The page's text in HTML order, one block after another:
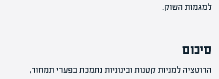
למגמות השוק.
סיכום
הרוטציה למניות קטנות ובינוניות נתמכת בפערי תמחור,